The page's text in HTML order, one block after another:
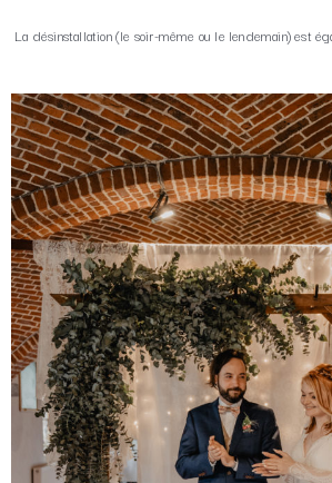
La désinstallation (le soir-même ou le lendemain) est